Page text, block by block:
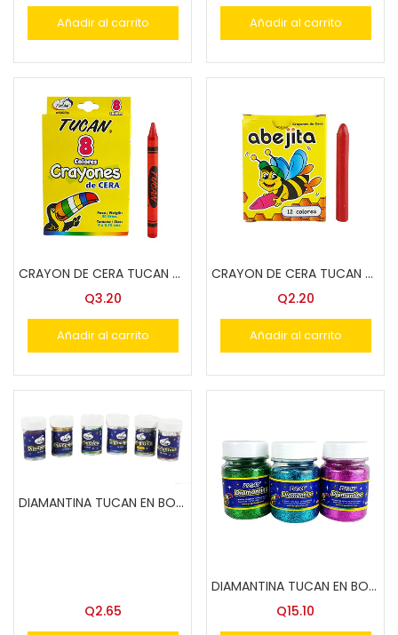
Añadir al carrito Añadir al carrito
CRAYON DE CERA TUCAN 8 COL.
Q3.20
Añadir al carrito
CRAYON DE CERA TUCAN ABEJITA 12 COL.
Q2.20
Añadir al carrito
DIAMANTINA TUCAN EN BOTE 10 GRS. COL.
Q2.65
DIAMANTINA TUCAN EN BOTE 100 GRS. COL.
Q15.10